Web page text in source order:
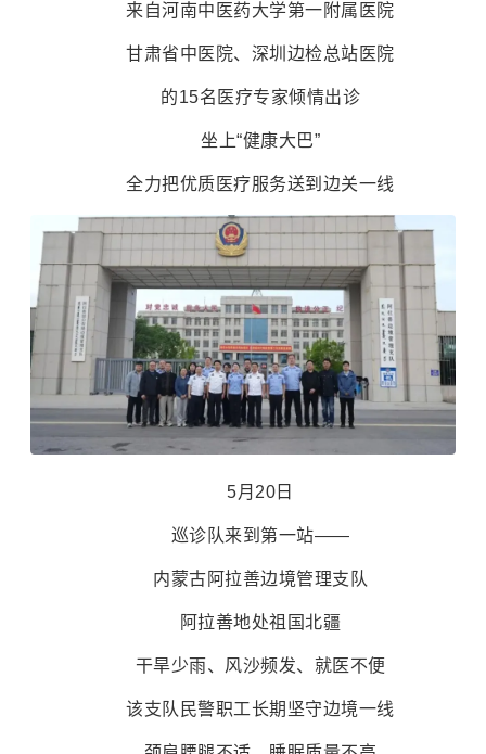
来自河南中医药大学第一附属医院
甘肃省中医院、深圳边检总站医院
的15名医疗专家倾情出诊
坐上“健康大巴”
全力把优质医疗服务送到边关一线
5月20日
巡诊队来到第一站——
内蒙古阿拉善边境管理支队
阿拉善地处祖国北疆
干旱少雨、风沙频发、就医不便
该支队民警职工长期坚守边境一线